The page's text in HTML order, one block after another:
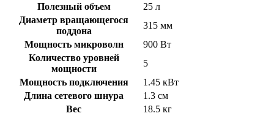
Полезный объем
25 л
Диаметр вращающегося
поддона
315 мм
Мощность микроволн
900 Вт
Количество уровней
мощности
5
Мощность подключения
1.45 кВт
Длина сетевого шнура
1.3 см
Вес
18.5 кг